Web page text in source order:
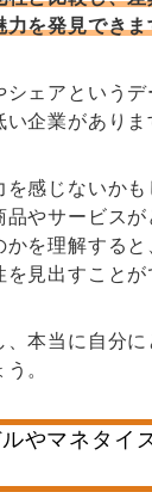
力を発見できま
シェアという
企業がありま
を感じないか
品やサービス
かを理解する
見出すことが
、本当に自分
。
やマネタイ